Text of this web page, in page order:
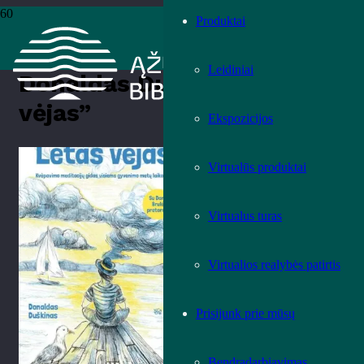
Produktai
Leidiniai
Ekspozicijos
Virtualūs produktai
Virtualus turas
Virtualios realybės patirtis
Prisijunk prie mūsų
Teminė literatūra›
„Lėtas vėjas”
Donaldas Duškinas „Lėtas
vėjas”